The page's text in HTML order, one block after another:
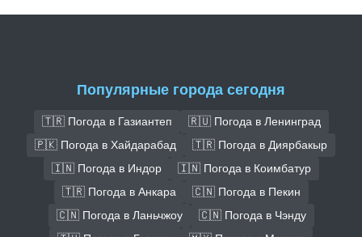
Популярные города сегодня
🇹🇷 Погода в Газиантеп
🇷🇺 Погода в Ленинград
🇵🇰 Погода в Хайдарабад
🇹🇷 Погода в Диярбакыр
🇮🇳 Погода в Индор
🇮🇳 Погода в Коимбатур
🇹🇷 Погода в Анкара
🇨🇳 Погода в Пекин
🇨🇳 Погода в Ланьчжоу
🇨🇳 Погода в Чэнду